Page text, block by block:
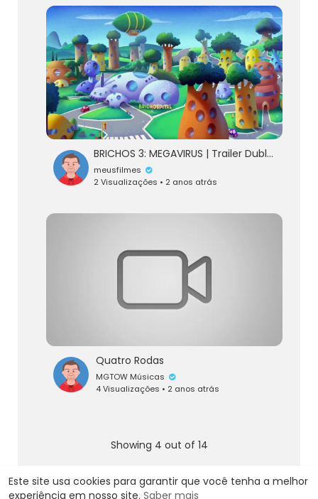
Este site usa cookies para garantir que você tenha a melhor
experiência em nosso site. Saber mais
BRICHOS 3: MEGAVIRUS | Trailer Dublado
meusfilmes
2 Visualizações • 2 anos atrás
Quatro Rodas
MGTOW Músicas
4 Visualizações • 2 anos atrás
Showing 4 out of 14
1 2 3 4